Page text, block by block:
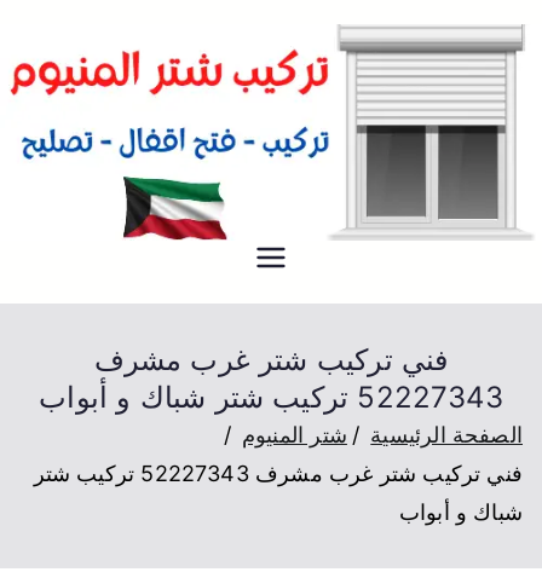
شتر
فني تركيب شتر المنيوم للكراج و
فني تركيب شتر غرب مشرف
52227343 تركيب شتر شباك و أبواب
الصفحة الرئيسية
شتر المنيوم
فني تركيب شتر غرب مشرف 52227343 تركيب شتر
شباك و أبواب